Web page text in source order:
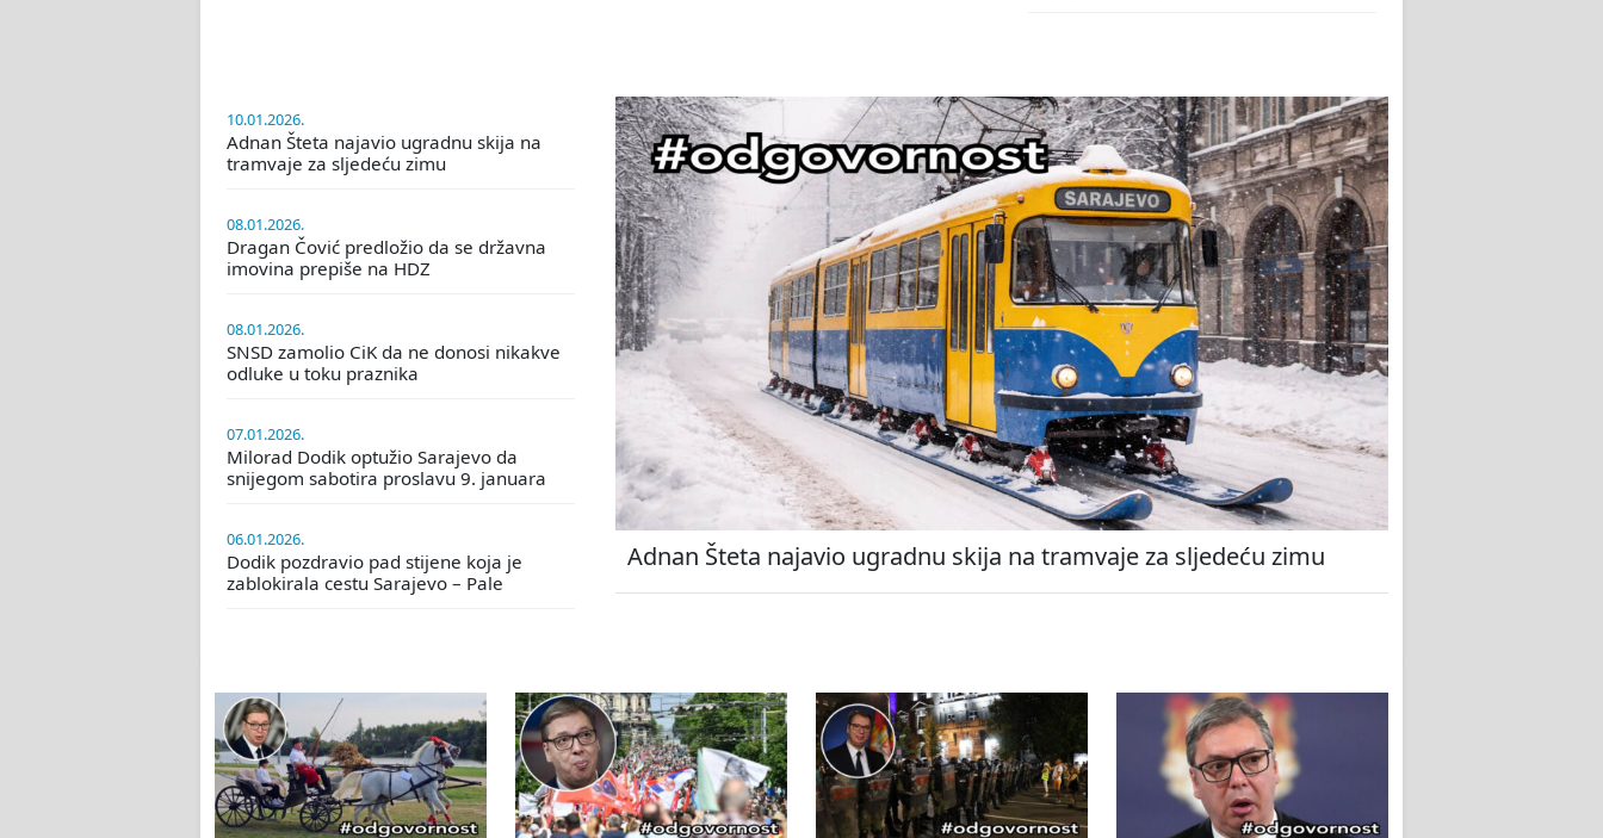
10.01.2026.
Adnan Šteta najavio ugradnu skija na
tramvaje za sljedeću zimu
08.01.2026.
Dragan Čović predložio da se državna
imovina prepiše na HDZ
08.01.2026.
SNSD zamolio CiK da ne donosi nikakve
odluke u toku praznika
07.01.2026.
Milorad Dodik optužio Sarajevo da
snijegom sabotira proslavu 9. januara
06.01.2026.
Dodik pozdravio pad stijene koja je
zablokirala cestu Sarajevo – Pale
Adnan Šteta najavio ugradnu skija na tramvaje za sljedeću zimu